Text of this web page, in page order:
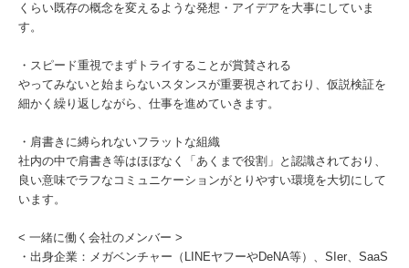
くらい既存の概念を変えるような発想・アイデアを大事にしていま
す。
・スピード重視でまずトライすることが賞賛される
やってみないと始まらないスタンスが重要視されており、仮説検証を
細かく繰り返しながら、仕事を進めていきます。
・肩書きに縛られないフラットな組織
社内の中で肩書き等はほぼなく「あくまで役割」と認識されており、
良い意味でラフなコミュニケーションがとりやすい環境を大切にして
います。
< 一緒に働く会社のメンバー >
・出身企業：メガベンチャー（LINEヤフーやDeNA等）、SIer、SaaS